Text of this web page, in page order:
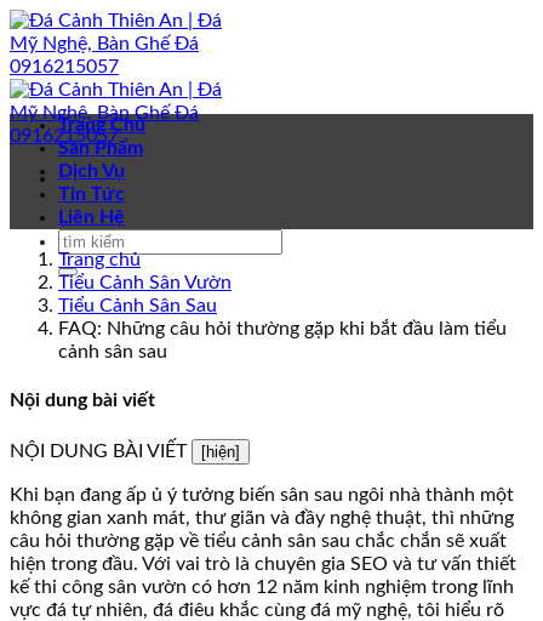
Bỏ
qua
nội
dung
Trang Chủ
Sản Phẩm
Dịch Vụ
Tin Tức
Liên Hệ
Trang chủ
Tiểu Cảnh Sân Vườn
Tiểu Cảnh Sân Sau
FAQ: Những câu hỏi thường gặp khi bắt đầu làm tiểu
cảnh sân sau
Nội dung bài viết
NỘI DUNG BÀI VIẾT [hiện]
Khi bạn đang ấp ủ ý tưởng biến sân sau ngôi nhà thành một
không gian xanh mát, thư giãn và đầy nghệ thuật, thì những
câu hỏi thường gặp về tiểu cảnh sân sau chắc chắn sẽ xuất
hiện trong đầu. Với vai trò là chuyên gia SEO và tư vấn thiết
kế thi công sân vườn có hơn 12 năm kinh nghiệm trong lĩnh
vực đá tự nhiên, đá điêu khắc cùng đá mỹ nghệ, tôi hiểu rõ